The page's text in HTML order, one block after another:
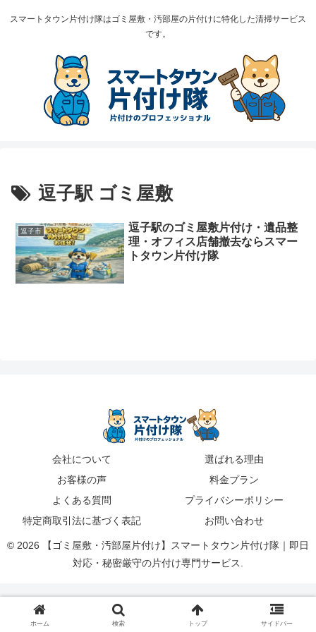
スマートタウン片付け隊はゴミ屋敷・汚部屋の片付けに特化した清掃サービス
です。
逗子駅 ゴミ屋敷
逗子市
逗子駅のゴミ屋敷片付け・遺品整
理・オフィス店舗撤去ならスマー
トタウン片付け隊
会社について
選ばれる理由
お客様の声
料金プラン
よくある質問
プライバシーポリシー
特定商取引法に基づく表記
お問い合わせ
© 2026 【ゴミ屋敷・汚部屋片付け】スマートタウン片付け隊｜即日
対応・秘密厳守の片付け専門サービス.
ホーム 検索 トップ サイドバー